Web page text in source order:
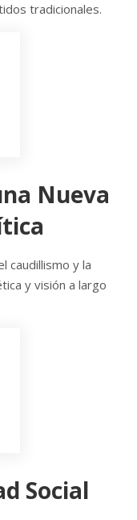
tradicionales.
Nueva
caudillismo y la
y visión a largo
Social